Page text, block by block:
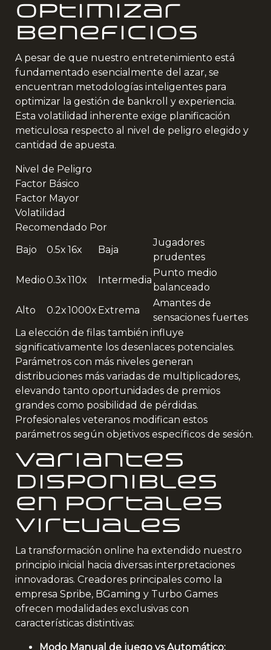
Optimizar
Beneficios
A pesar de que nuestro entretenimiento está
fundamentado esencialmente del azar, se
encuentran metodologías inteligentes para
optimizar la gestión de bankroll y experiencia.
Esta volatilidad inherente exige planificación
meticulosa respecto al nivel de peligro elegido y
cantidad de apuesta.
Nivel de Peligro
Factor Básico
Factor Mayor
Volatilidad
Recomendado Por
Bajo
0.5x 16x Baja
Jugadores
prudentes
Medio0.3x110x Intermedia
Punto medio
balanceado
Alto
0.2x1000x Extrema
Amantes de
sensaciones fuertes
La elección de filas también influye
significativamente los desenlaces potenciales.
Parámetros con más niveles generan
distribuciones más variadas de multiplicadores,
elevando tanto oportunidades de premios
grandes como posibilidad de pérdidas.
Profesionales veteranos modifican estos
parámetros según objetivos específicos de sesión.
Variantes
Disponibles
en Portales
Virtuales
La transformación online ha extendido nuestro
principio inicial hacia diversas interpretaciones
innovadoras. Creadores principales como la
empresa Spribe, BGaming y Turbo Games
ofrecen modalidades exclusivas con
características distintivas:
Modo Manual de juego vs Automático: